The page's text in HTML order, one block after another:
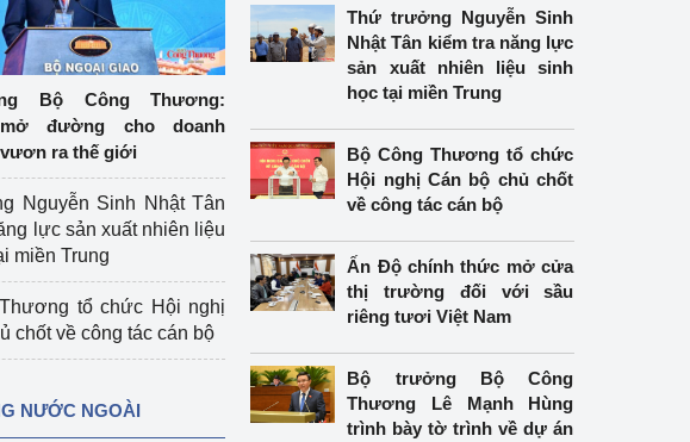
Bộ Công Thương:
mở đường cho doanh
ra thế giới
Nguyễn Sinh Nhật Tân
lực sản xuất nhiên liệu
miền Trung
tổ chức Hội nghị
chốt về công tác cán bộ
NƯỚC NGOÀI
Thứ trưởng Nguyễn Sinh
Nhật Tân kiểm tra năng lực
sản xuất nhiên liệu sinh
học tại miền Trung
Bộ Công Thương tổ chức
Hội nghị Cán bộ chủ chốt
về công tác cán bộ
Ấn Độ chính thức mở cửa
thị trường đối với sầu
riêng tươi Việt Nam
Bộ trưởng Bộ Công
Thương Lê Mạnh Hùng
trình bày tờ trình về dự án